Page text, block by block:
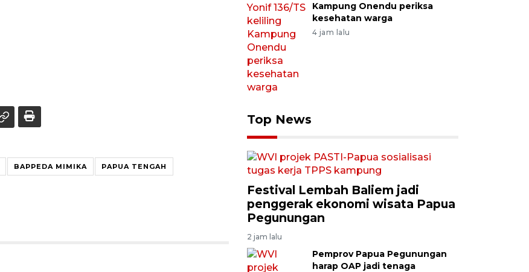
BAPPEDA MIMIKA PAPUA TENGAH
Kampung Onendu periksa
kesehatan warga
4 jam lalu
Top News
Festival Lembah Baliem jadi
penggerak ekonomi wisata Papua
Pegunungan
2 jam lalu
Pemprov Papua Pegunungan
harap OAP jadi tenaga